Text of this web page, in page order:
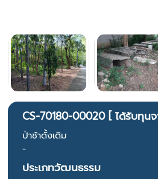
CS-70180-00020 [ ได้รับทุนจ
ป่าช้าดั้งเดิม
-
ประเภทวัฒนธรรม